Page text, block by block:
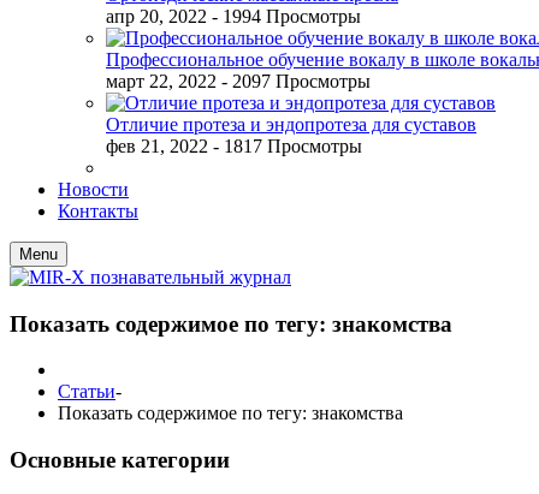
апр 20, 2022 - 1994 Просмотры
Профессиональное обучение вокалу в школе
март 22, 2022 - 2097 Просмотры
Отличие протеза и эндопротеза для суставов
фев 21, 2022 - 1817 Просмотры
Новости
Контакты
Menu
Показать содержимое по тегу: знакомства
Статьи-
Показать содержимое по тегу: знакомства
Основные категории